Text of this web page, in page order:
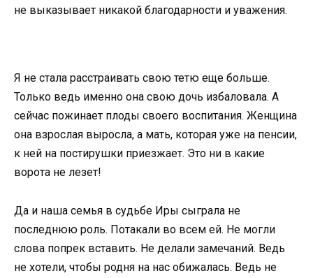
не выказывает никакой благодарности и уважения.
Я не стала расстраивать свою тетю еще больше.
Только ведь именно она свою дочь избаловала. А
сейчас пожинает плоды своего воспитания. Женщина
она взрослая выросла, а мать, которая уже на пенсии,
к ней на постирушки приезжает. Это ни в какие
ворота не лезет!
Да и наша семья в судьбе Иры сыграла не
последнюю роль. Потакали во всем ей. Не могли
слова попрек вставить. Не делали замечаний. Ведь
не хотели, чтобы родня на нас обижалась. Ведь не